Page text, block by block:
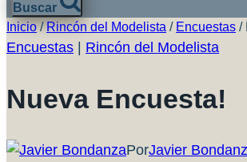
Buscar
Inicio / Rincón del Modelista / Encuestas /
Encuestas Rincón del Modelista
Nueva Encuesta!
PorJavier